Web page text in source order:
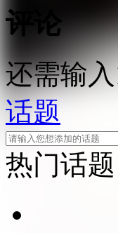
评论
还需输
话题
热门话题